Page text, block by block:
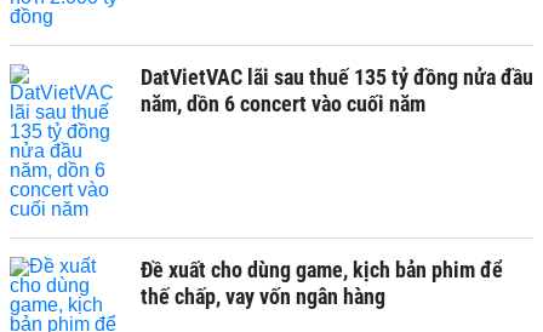
DatVietVAC lãi sau thuế 135 tỷ đồng nửa đầu
năm, dồn 6 concert vào cuối năm
Đề xuất cho dùng game, kịch bản phim để
thế chấp, vay vốn ngân hàng